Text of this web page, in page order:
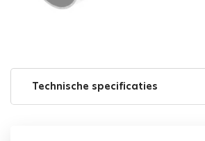
Technische specificaties